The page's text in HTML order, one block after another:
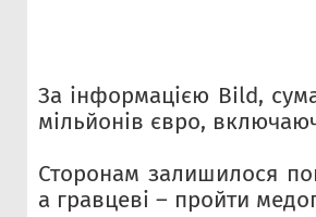
За інформацією Bild,
мільйонів євро,
Сторонам залишилося
а гравцеві – пройти